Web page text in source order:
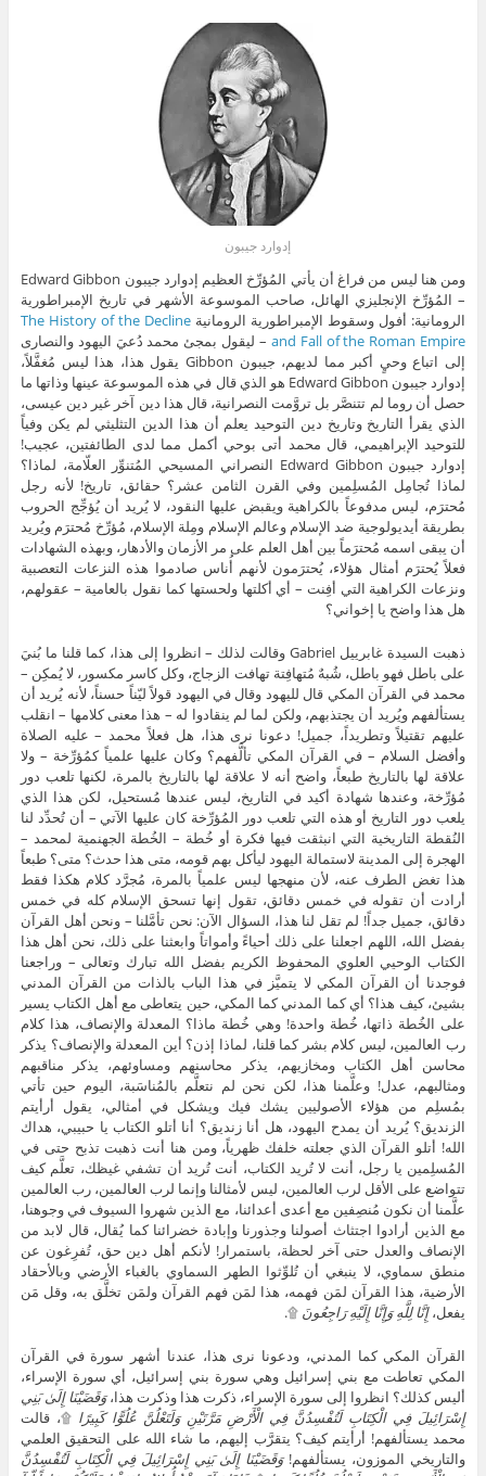
إدوارد جيبون
ومن هنا ليس من فراغ أن يأتي المُؤرِّخ العظيم إدوارد جيبون Edward Gibbon
– المُؤرِّخ الإنجليزي الهائل، صاحب الموسوعة الأشهر في تاريخ الإمبراطورية
الرومانية: أفول وسقوط الإمبراطورية الرومانية The History of the Decline
and Fall of the Roman Empire – ليقول بمجئ محمد دُعيَ اليهود والنصارى
إلى اتباع وحيٍ أكبر مما لديهم، جيبون Gibbon يقول هذا، هذا ليس مُغفَّلاً،
إدوارد جيبون Edward Gibbon هو الذي قال في هذه الموسوعة عينها وذاتها ما
حصل أن روما لم تتنصَّر بل تروَّمت النصرانية، قال هذا دين آخر غير دين عيسى،
الذي يقرأ التاريخ وتاريخ دين التوحيد يعلم أن هذا الدين التثليثي لم يكن وفياً
للتوحيد الإبراهيمي، قال محمد أتى بوحي أكمل مما لدى الطائفتين، عجيب!
إدوارد جيبون Edward Gibbon النصراني المسيحي المُتنوِّر العلّامة، لماذا؟
لماذا تُجامِل المُسلِمين وفي القرن الثامن عشر؟ حقائق، تاريخ! لأنه رجل
مُحترَم، ليس مدفوعاً بالكراهية ويقبض عليها النقود، لا يُريد أن يُؤجِّج الحروب
بطريقة أيديولوجية ضد الإسلام وعالم الإسلام ومِلة الإسلام، مُؤرِّخ مُحترَم ويُريد
أن يبقى اسمه مُحترَماً بين أهل العلم على مر الأزمان والأدهار، وبهذه الشهادات
فعلاً يُحترَم أمثال هؤلاء، يُحترَمون لأنهم أُناس صادموا هذه النزعات التعصبية
ونزعات الكراهية التي أفِنت – أي أكلتها ولحستها كما نقول بالعامية – عقولهم،
هل هذا واضح يا إخواني؟
ذهبت السيدة غابرييل Gabriel وقالت لذلك – انظروا إلى هذا، كما قلنا ما بُنيَ
على باطل فهو باطل، شُبهٌ مُتهافِتة تهافت الزجاج، وكل كاسر مكسور، لا يُمكِن –
محمد في القرآن المكي قال لليهود وقال في اليهود قولاً ليّناً حسناً، لأنه يُريد أن
يستألفهم ويُريد أن يجتذبهم، ولكن لما لم ينقادوا له – هذا معنى كلامها – انقلب
عليهم تقتيلاً وتطريداً، جميل! دعونا نرى هذا، هل فعلاً محمد – عليه الصلاة
وأفضل السلام – في القرآن المكي تألَّفهم؟ وكان عليها علمياً كمُؤرِّخة – ولا
علاقة لها بالتاريخ طبعاً، واضح أنه لا علاقة لها بالتاريخ بالمرة، لكنها تلعب دور
مُؤرِّخة، وعندها شهادة أكيد في التاريخ، ليس عندها مُستحيل، لكن هذا الذي
يلعب دور التاريخ أو هذه التي تلعب دور المُؤرِّخة كان عليها الآتي – أن تُحدِّد لنا
النُقطة التاريخية التي انبثقت فيها فكرة أو خُطة – الخُطة الجهنمية لمحمد –
الهجرة إلى المدينة لاستمالة اليهود ليأكل بهم قومه، متى هذا حدث؟ متى؟ طبعاً
هذا تغض الطرف عنه، لأن منهجها ليس علمياً بالمرة، مُجرَّد كلام هكذا فقط
أرادت أن تقوله في خمس دقائق، تقول إنها تسحق الإسلام كله في خمس
دقائق، جميل جداً! لم تقل لنا هذا، السؤال الآن: نحن تأمَّلنا – ونحن أهل القرآن
بفضل الله، اللهم اجعلنا على ذلك أحياءً وأمواتاً وابعثنا على ذلك، نحن أهل هذا
الكتاب الوحيي العلوي المحفوظ الكريم بفضل الله تبارك وتعالى – وراجعنا
فوجدنا أن القرآن المكي لا يتميَّز في هذا الباب بالذات من القرآن المدني
بشيئ، كيف هذا؟ أي كما المدني كما المكي، حين يتعاطى مع أهل الكتاب يسير
على الخُطة ذاتها، خُطة واحدة! وهي خُطة ماذا؟ المعدلة والإنصاف، هذا كلام
رب العالمين، ليس كلام بشر كما قلنا، لماذا إذن؟ أين المعدلة والإنصاف؟ يذكر
محاسن أهل الكتاب ومخازيهم، يذكر محاسنهم ومساوئهم، يذكر مناقبهم
ومثالبهم، عدل! وعلَّمنا هذا، لكن نحن لم نتعلَّم بالمُناسَبة، اليوم حين تأتي
بمُسلِم من هؤلاء الأصوليين يشك فيك ويشكل في أمثالي، يقول أرأيتم
الزنديق؟ يُريد أن يمدح اليهود، هل أنا زنديق؟ أنا أتلو الكتاب يا حبيبي، هداك
الله! أتلو القرآن الذي جعلته خلفك ظهرياً، ومن هنا أنت ذهبت تذبح حتى في
المُسلِمين يا رجل، أنت لا تُريد الكتاب، أنت تُريد أن تشفي غيظك، تعلَّم كيف
تتواضع على الأقل لرب العالمين، ليس لأمثالنا وإنما لرب العالمين، رب العالمين
علَّمنا أن نكون مُنصِفين مع أعدى أعدائنا، مع الذين شهروا السيوف في وجوهنا،
مع الذين أرادوا اجتثاث أصولنا وجذورنا وإبادة خضرائنا كما يُقال، قال لابد من
الإنصاف والعدل حتى آخر لحظة، باستمرار! لأنكم أهل دين حق، تُفرِغون عن
منطق سماوي، لا ينبغي أن تُلوِّثوا الطهر السماوي بالغباء الأرضي وبالأحقاد
الأرضية، هذا القرآن لمَن فهمه، هذا لمَن فهم القرآن ولمَن تخلَّق به، وقل مَن
يفعل،إِنَّا لِلَّهِ وَإِنَّا إِلَيْهِ رَاجِعُونَ ۩.
القرآن المكي كما المدني، ودعونا نرى هذا، عندنا أشهر سورة في القرآن
المكي تعاطت مع بني إسرائيل وهي سورة بني إسرائيل، أي سورة الإسراء،
أليس كذلك؟ انظروا إلى سورة الإسراء، ذكرت هذا وذكرت هذا،وَقَضَيْنَا إِلَىٰ بَنِي
إِسْرَائِيلَ فِي الْكِتَابِ لَتُفْسِدُنَّ فِي الْأَرْضِ مَرَّتَيْنِ وَلَتَعْلُنَّ عُلُوًّا كَبِيرًا۩، قالت
محمد يستألفهم! أرأيتم كيف؟ يتقرَّب إليهم، ما شاء الله على التحقيق العلمي
والتاريخي الموزون، يستألفهم!وَقَضَيْنَا إِلَىٰ بَنِي إِسْرَائِيلَ فِي الْكِتَابِ لَتُفْسِدُنَّ